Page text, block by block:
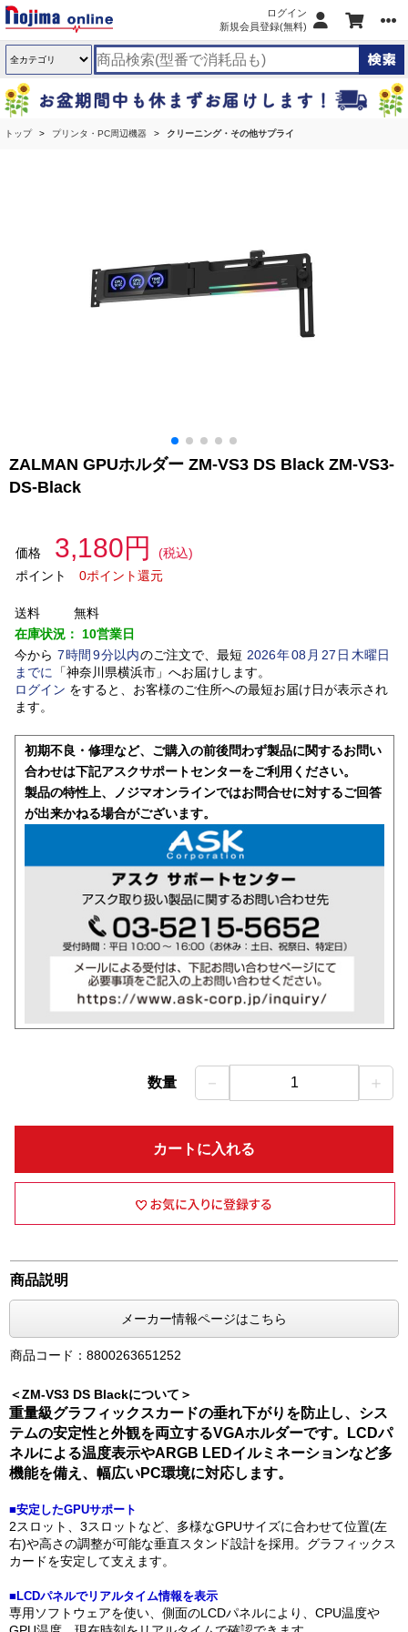
ログイン
新規会員登録(無料)
トップ プリンタ・PC周辺機器 クリーニング・その他サプライ
ZALMAN GPUホルダー ZM-VS3 DS Black ZM-VS3-
DS-Black
価格 3,180円
(税込)
ポイント
0ポイント還元
送料
無料
在庫状況： 10営業日
今から 7時間 9分以内のご注文で、最短 2026年08 月 27 日木曜日
までに
「神奈川県横浜市」 へお届けします。
ログイン をすると、お客様のご住所への最短お届け日が表示され
ます。
初期不良・修理など、ご購入の前後問わず製品に関するお問い
合わせは下記アスクサポートセンターをご利用ください。
製品の特性上、ノジマオンラインではお問合せに対するご回答
が出来かねる場合がございます。
数量 － 1 ＋
カートに入れる
商品説明
メーカー情報ページはこちら
商品コード：8800263651252
＜ZM-VS3 DS Blackについて＞
重量級グラフィックスカードの垂れ下がりを防止し、シス
テムの安定性と外観を両立するVGAホルダーです。LCDパ
ネルによる温度表示やARGB LEDイルミネーションなど多
機能を備え、幅広いPC環境に対応します。
■安定したGPUサポート
2スロット、3スロットなど、多様なGPUサイズに合わせて位置(左
右)や高さの調整が可能な垂直スタンド設計を採用。グラフィックス
カードを安定して支えます。
■LCDパネルでリアルタイム情報を表示
専用ソフトウェアを使い、側面のLCDパネルにより、CPU温度や